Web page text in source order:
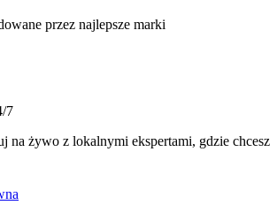
przez najlepsze marki
7
na żywo z lokalnymi ekspertami, gdzie chcesz